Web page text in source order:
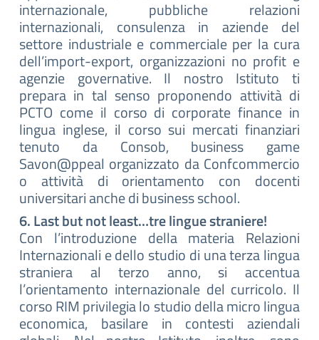
internazionale, pubbliche relazioni
internazionali, consulenza in aziende del
settore industriale e commerciale per la cura
dell’import-export, organizzazioni no profit e
agenzie governative. Il nostro Istituto ti
prepara in tal senso proponendo attività di
PCTO come il corso di corporate finance in
lingua inglese, il corso sui mercati finanziari
tenuto da Consob, business game
Savon@ppeal organizzato da Confcommercio
o attività di orientamento con docenti
universitari anche di business school.
6. Last but not least…tre lingue straniere!
Con l’introduzione della materia Relazioni
Internazionali e dello studio di una terza lingua
straniera al terzo anno, si accentua
l’orientamento internazionale del curricolo. Il
corso RIM privilegia lo studio della micro lingua
economica, basilare in contesti aziendali